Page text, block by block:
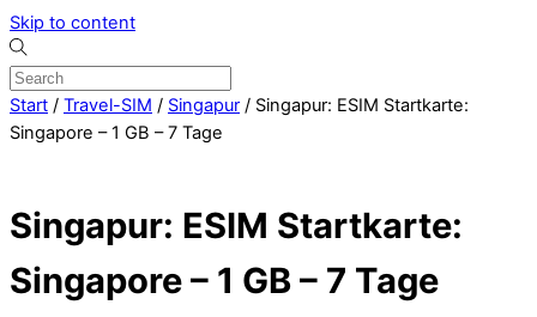
Skip to content
Start / Travel-SIM / Singapur / Singapur: ESIM Startkarte:
Singapore – 1 GB – 7 Tage
Singapur: ESIM Startkarte:
Singapore – 1 GB – 7 Tage